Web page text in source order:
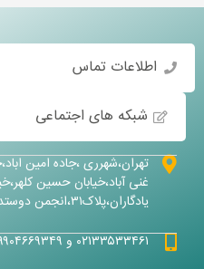
اطلاعات تماس
شبکه های اجتماعی
تهران،شهرری ،جاده امین
غنی آباد،خیابان حسین
یادگاران،پلاک۳۱،انجمن دوستداران کودک پویش
۰۲۱۳۳۵۳۳۴۶۱ و ۰۹۹۰۴۶۶۹۳۴۹